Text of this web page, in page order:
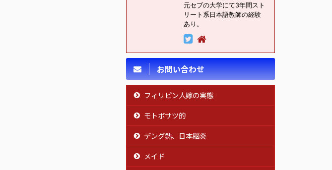
元セブの大学にて3年間スト
リート系日本語教師の経験
あり。
お問い合わせ
フィリピン人嫁の実態
モトボサツ的
デング熱、日本脳炎
メイド